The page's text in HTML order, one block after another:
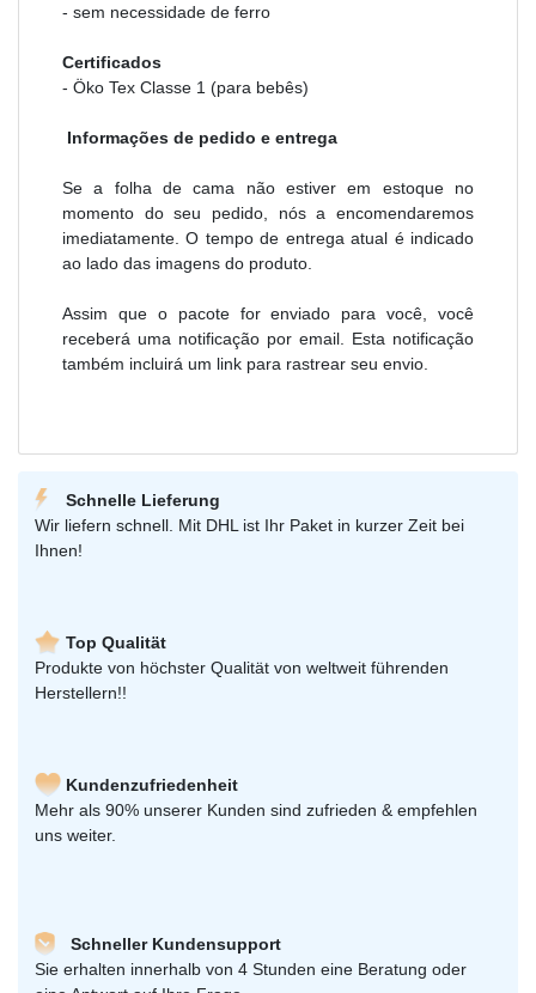
- sem necessidade de ferro
Certificados
- Öko Tex Classe 1 (para bebês)
Informações de pedido e entrega
Se a folha de cama não estiver em estoque no
momento do seu pedido, nós a encomendaremos
imediatamente. O tempo de entrega atual é indicado
ao lado das imagens do produto.
Assim que o pacote for enviado para você, você
receberá uma notificação por email. Esta notificação
também incluirá um link para rastrear seu envio.
Schnelle Lieferung
Wir liefern schnell. Mit DHL ist Ihr Paket in kurzer Zeit bei
Ihnen!
Top Qualität
Produkte von höchster Qualität von weltweit führenden
Herstellern!!
Kundenzufriedenheit
Mehr als 90% unserer Kunden sind zufrieden & empfehlen
uns weiter.
Schneller Kundensupport
Sie erhalten innerhalb von 4 Stunden eine Beratung oder